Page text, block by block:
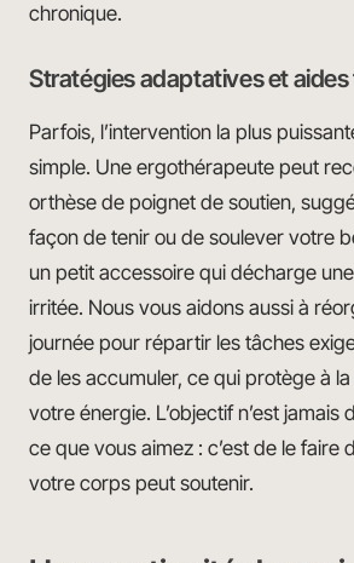
chronique.
Stratégies adaptatives et
Parfois, l’intervention la plus
simple. Une ergothérapeute peut
orthèse de poignet de soutien,
façon de tenir ou de soulever votre
un petit accessoire qui décharge
irritée. Nous vous aidons aussi à
journée pour répartir les tâches
de les accumuler, ce qui protège à
votre énergie. L’objectif n’est jamais
ce que vous aimez : c’est de le faire
votre corps peut soutenir.